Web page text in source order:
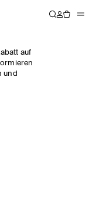
auf
und